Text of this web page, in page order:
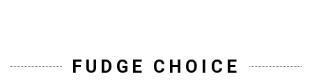
FUDGE CHOICE